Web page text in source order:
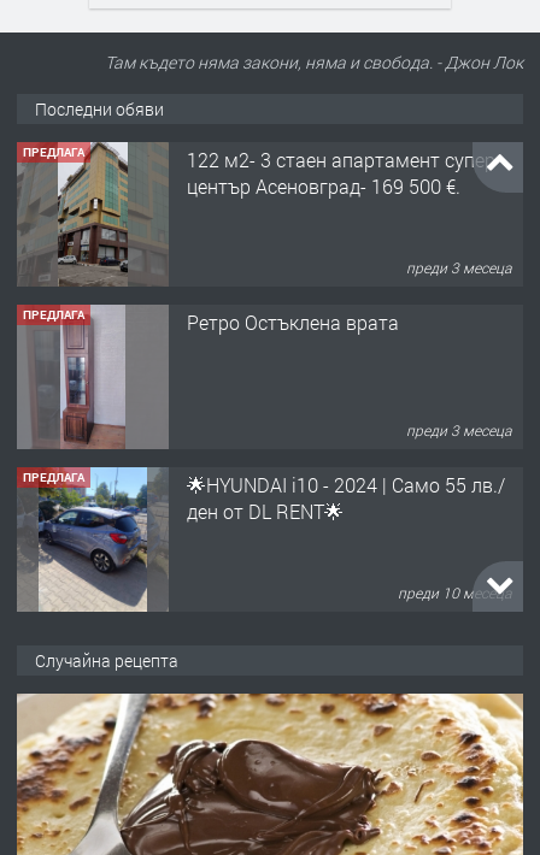
Там където няма закони, няма и свобода. - Джон Лок
Последни обяви
ПРЕДЛАГА
122 м2- 3 стаен апартамент супер
център Асеновград- 169 500 €.
преди 3 месеца
ПРЕДЛАГА Ретро Остъклена врата
преди 3 месеца
ПРЕДЛАГА
🌟HYUNDAI i10 - 2024 | Само 55 лв./
ден от DL RENT🌟
преди 10 месеца
преди 1 година
ПРЕДЛАГА
Професионална зеленчукорезачка
за заведения и дома
Случайна рецепта